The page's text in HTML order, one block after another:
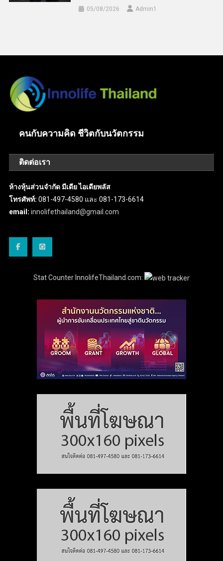
05/08/2026 Admin​1
คนกับความคิด ชีวิตกับนวัตกรรม
ติดต่อเรา
ห้างหุ้นส่วนจำกัด มีเดีย ไอเดียพลัส
โทรศัพท์: 081-497-4580 และ 081-173-6614
email: innolifethailand@gmail.com
Stat Counter InnolifeThailand.com: